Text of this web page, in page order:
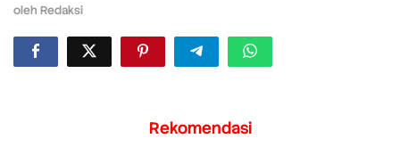
oleh Redaksi
Rekomendasi